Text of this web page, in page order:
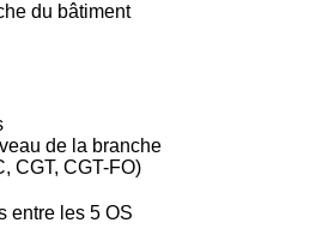
du bâtiment
de la branche
CGT, CGT-FO)
entre les 5 OS